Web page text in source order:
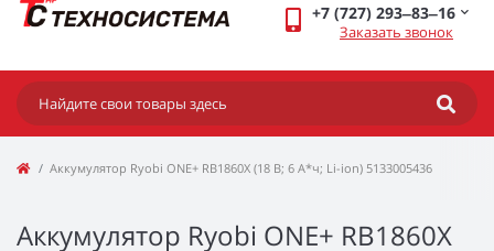
+7 (727) 293‒83‒16
Заказать звонок
Аккумулятор Ryobi ONE+ RB1860X (18 В; 6 А*ч; Li-ion) 5133005436
Аккумулятор Ryobi ONE+ RB1860X